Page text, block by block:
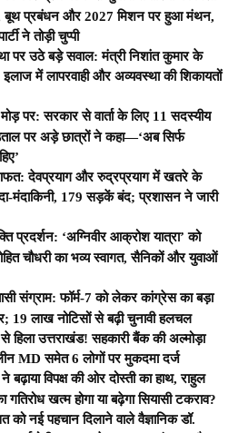
प्रबंधन और 2027 मिशन पर हुआ मंथन,
ने तोड़ी चुप्पी
पर उठे बड़े सवाल: मंत्री निशांत कुमार के
में लापरवाही और अव्यवस्था की शिकायतों
पर: सरकार से वार्ता के लिए 11 सदस्यीय
पर अड़े छात्रों ने कहा—‘अब सिर्फ
देवप्रयाग और रुद्रप्रयाग में खतरे के
मंदाकिनी, 179 सड़कें बंद; प्रशासन ने जारी
प्रदर्शन: ‘अग्निवीर आक्रोश यात्रा’ को
चौधरी का भव्य स्वागत, सैनिकों और युवाओं
संग्राम: फॉर्म-7 को लेकर कांग्रेस का बड़ा
19 लाख नोटिसों से बढ़ी चुनावी हलचल
हिला उत्तराखंड! सहकारी बैंक की अल्मोड़ा
MD समेत 6 लोगों पर मुकदमा दर्ज
बढ़ाया विपक्ष की ओर दोस्ती का हाथ, राहुल
खत्म होगा या बढ़ेगा सियासी टकराव?
को नई पहचान दिलाने वाले वैज्ञानिक डॉ.